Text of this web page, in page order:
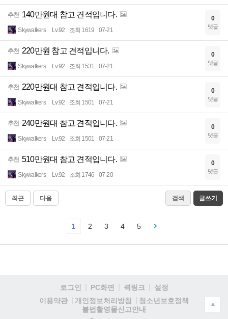
추천 140만원대 참고 견적입니다.
Skywalkers Lv.92 조회 1619 07-21
0
댓글
추천 220만원 참고 견적입니다.
Skywalkers Lv.92 조회 1531 07-21
0
댓글
추천 220만원대 참고 견적입니다.
Skywalkers Lv.92 조회 1501 07-21
0
댓글
추천 240만원대 참고 견적입니다.
Skywalkers Lv.92 조회 1501 07-21
0
댓글
추천 510만원대 참고 견적입니다.
Skywalkers Lv.92 조회 1746 07-20
0
댓글
최근 다음 검색 글쓰기
1 2 3 4 5
로그인 PC화면 퀵링크
설정
이용약관
개인정보처리방침
청소년보호정책
불법촬영물신고안내
▲